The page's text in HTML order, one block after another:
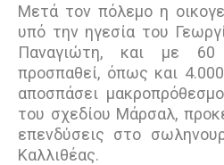
Μετά τον πόλεμο η
υπό την ηγεσία του
Παναγιώτη, και με 60
προσπαθεί, όπως και
αποσπάσει
του σχεδίου Μάρσαλ,
επενδύσεις στο
Καλλιθέας.